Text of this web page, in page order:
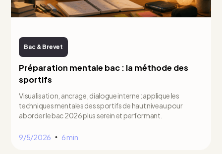
Bac & Brevet
Préparation mentale bac : la méthode des
sportifs
Visualisation, ancrage, dialogue interne : applique les
techniques mentales des sportifs de haut niveau pour
aborder le bac 2026 plus serein et performant.
9/5/2026 • 6 min